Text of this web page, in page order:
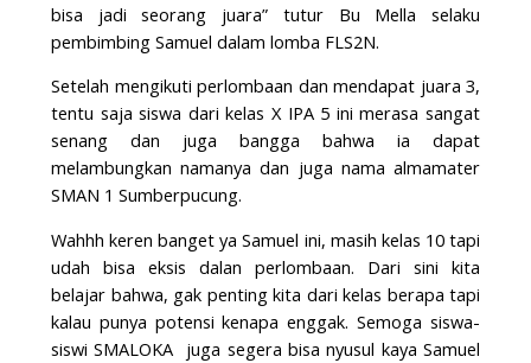
bisa jadi seorang juara” tutur Bu Mella selaku
pembimbing Samuel dalam lomba FLS2N.
Setelah mengikuti perlombaan dan mendapat juara 3,
tentu saja siswa dari kelas X IPA 5 ini merasa sangat
senang dan juga bangga bahwa ia dapat
melambungkan namanya dan juga nama almamater
SMAN 1 Sumberpucung.
Wahhh keren banget ya Samuel ini, masih kelas 10 tapi
udah bisa eksis dalan perlombaan. Dari sini kita
belajar bahwa, gak penting kita dari kelas berapa tapi
kalau punya potensi kenapa enggak. Semoga siswa-
siswi SMALOKA juga segera bisa nyusul kaya Samuel